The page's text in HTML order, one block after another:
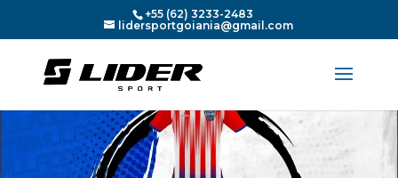
+55 (62) 3233-2483
lidersportgoiania@gmail.com